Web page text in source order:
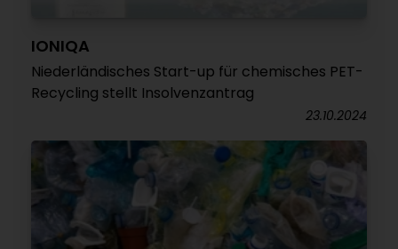
IONIQA
Niederländisches Start-up für chemisches PET-
Recycling stellt Insolvenzantrag
23.10.2024